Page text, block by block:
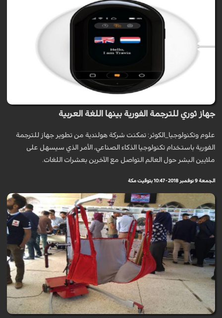
جهاز ثوري للترجمة الفورية بينها اللغة العربية
علوم وتكنولوجيا_الكوثر: تمكنت شركة هولندية من تطوير جهاز للترجمة
الفورية باستخدام تكنولوجيا الذكاء الصناعي، الأمر الذي سيسهل على
ملايين البشر حول العالم التواصل مع الآخرين بعشرات اللغات.
الجمعة 9 نوفمبر 2018 - 10:47 بتوقيت مكة